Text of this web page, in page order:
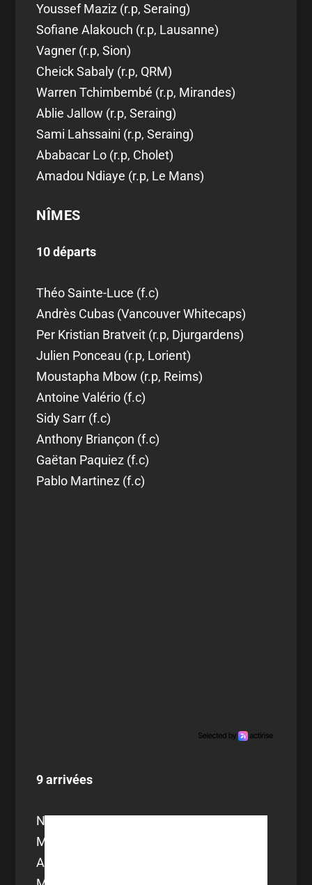
Youssef Maziz (r.p, Seraing)
Sofiane Alakouch (r.p, Lausanne)
Vagner (r.p, Sion)
Cheick Sabaly (r.p, QRM)
Warren Tchimbembé (r.p, Mirandes)
Ablie Jallow (r.p, Seraing)
Sami Lahssaini (r.p, Seraing)
Ababacar Lo (r.p, Cholet)
Amadou Ndiaye (r.p, Le Mans)
NÎMES
10 départs
Théo Sainte-Luce (f.c)
Andrès Cubas (Vancouver Whitecaps)
Per Kristian Bratveit (r.p, Djurgardens)
Julien Ponceau (r.p, Lorient)
Moustapha Mbow (r.p, Reims)
Antoine Valério (f.c)
Sidy Sarr (f.c)
Anthony Briançon (f.c)
Gaëtan Paquiez (f.c)
Pablo Martinez (f.c)
9 arrivées
Nicolas Benezet (libre)
Malik Tchokounté (libre)
Axel Maraval (libre)